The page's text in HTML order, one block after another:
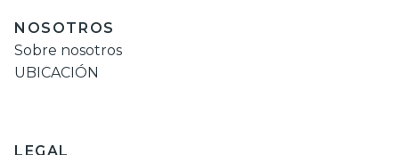
NOSOTROS
Sobre nosotros
UBICACIÓN
LEGAL